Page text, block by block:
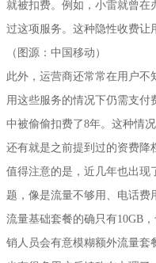
就被扣费。例如，小雷就曾在
过这项服务。这种隐性收费让
（图源：中国移动）
此外，运营商还常常在用户不
用这些服务的情况下仍需支
中被偷偷扣费了8年。这种情
还有就是之前提到过的资费降
值得注意的是，近几年也出现
题，像是流量不够用、电话费
流量基础套餐的确只有10GB
销人员会有意模糊额外流量套